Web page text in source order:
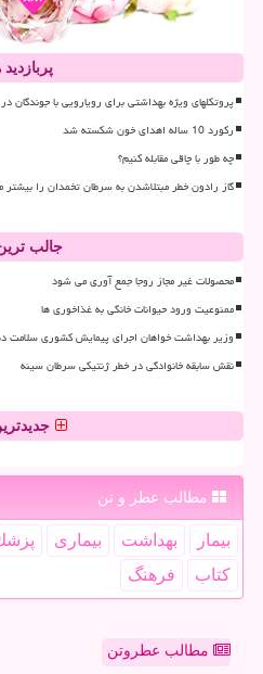
پربازدید
پروتکلهای ویژه بهداشتی برای رویارویی با جوندگان
رکورد 10 ساله اهدای خون شکسته شد
چه طور با چاقی مقابله کنیم؟
گاز رادون خطر مبتلاشدن به سرطان تخمدان را بیشتر
جالب
محصولات غیر مجاز روجا جمع آوری می شود
ممنوعیت ورود حیوانات خانگی به غذاخوری ها
وزیر بهداشت خواهان اجرای پیمایش کشوری سلامت
نقش سابقه خانوادگی در خطر ژنتیکی سرطان سینه
مطالب عطر و تن
بیمار بهداشت بیماری
كتاب
فرهنگ
مطالب عطروتن